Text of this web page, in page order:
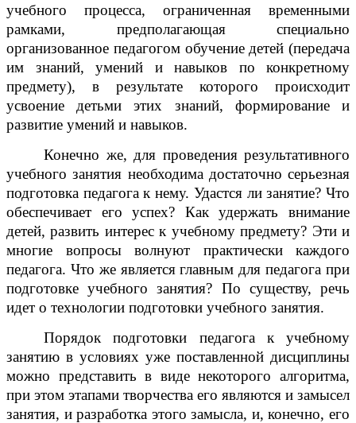
учебного процесса, ограниченная временными
рамками, предполагающая специально
организованное педагогом обучение детей (передача
им знаний, умений и навыков по конкретному
предмету), в результате которого происходит
усвоение детьми этих знаний, формирование и
развитие умений и навыков.
Конечно же, для проведения результативного
учебного занятия необходима достаточно серьезная
подготовка педагога к нему. Удастся ли занятие? Что
обеспечивает его успех? Как удержать внимание
детей, развить интерес к учебному предмету? Эти и
многие вопросы волнуют практически каждого
педагога. Что же является главным для педагога при
подготовке учебного занятия? По существу, речь
идет о технологии подготовки учебного занятия.
Порядок подготовки педагога к учебному
занятию в условиях уже поставленной дисциплины
можно представить в виде некоторого алгоритма,
при этом этапами творчества его являются и замысел
занятия, и разработка этого замысла, и, конечно, его